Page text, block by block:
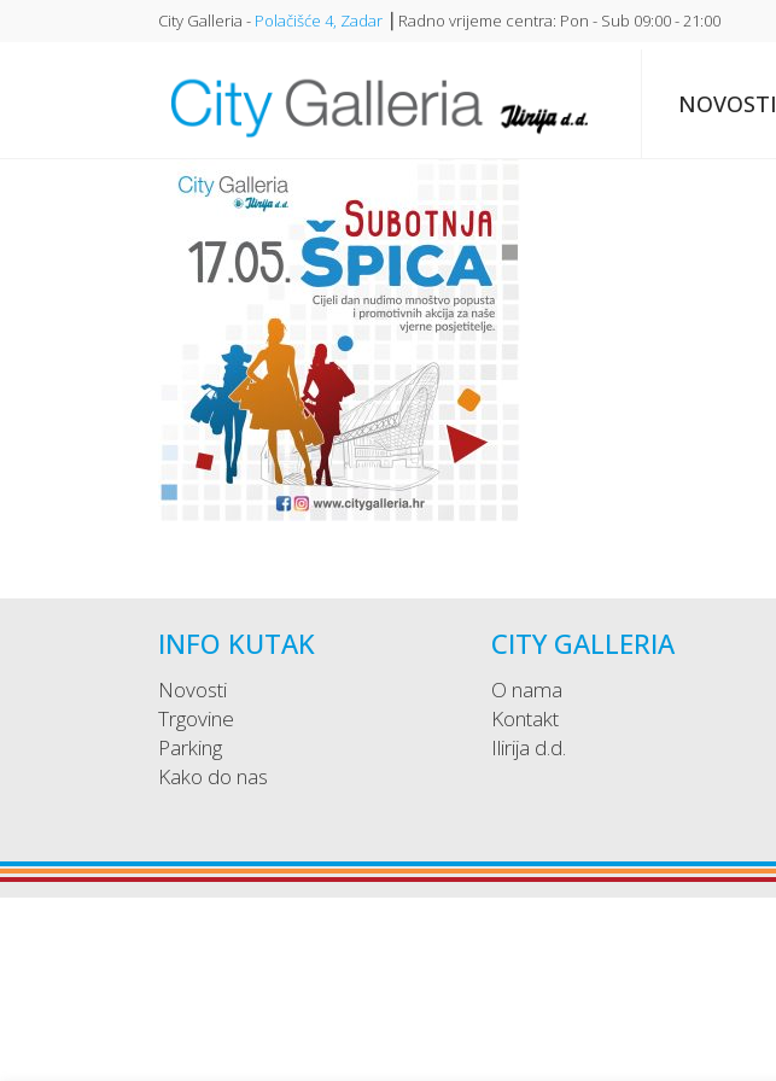
City Galleria - Polačišće 4, Zadar ⎥ Radno vrijeme centra: Pon - Sub 09:00 - 21:00
NOVOSTI
INFO KUTAK
Novosti
Trgovine
Parking
Kako do nas
CITY GALLERIA
O nama
Kontakt
Ilirija d.d.